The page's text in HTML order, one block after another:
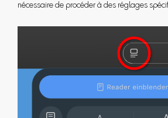
nécessaire de procéder à des réglages